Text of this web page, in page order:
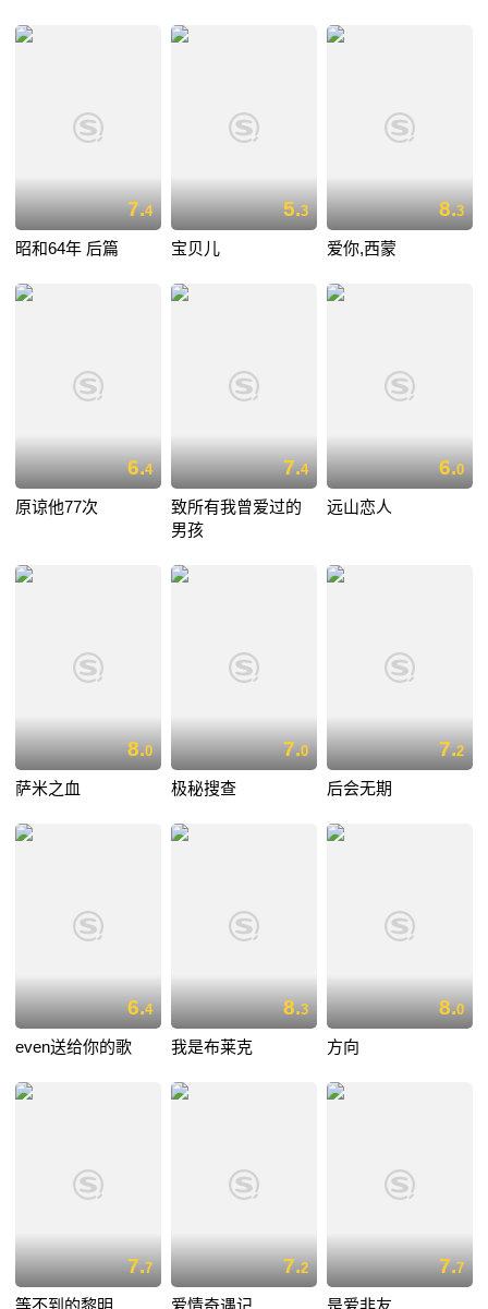
7.4
昭和64年 后篇
5.3
宝贝儿
8.3
爱你,西蒙
6.4
原谅他77次
7.4
致所有我曾爱过的
男孩
6.0
远山恋人
8.0
萨米之血
7.0
极秘搜查
7.2
后会无期
6.4
even送给你的歌
8.3
我是布莱克
8.0
方向
7.7 7.2 7.7